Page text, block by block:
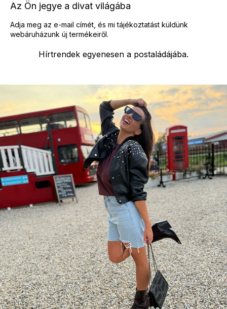
Hírtrendek egyenesen a postaládájába.
Az Ön jegye a divat világába
Adja meg az e-mail címét, és mi tájékoztatást küldünk
webáruházunk új termékeiről.